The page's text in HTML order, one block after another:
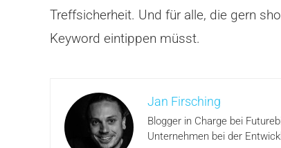
Treffsicherheit. Und für alle, die gern
Keyword eintippen müsst.
Jan Firsching
Blogger in Charge bei
Unternehmen bei der